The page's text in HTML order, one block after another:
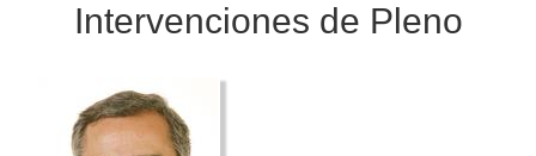
Intervenciones de Pleno